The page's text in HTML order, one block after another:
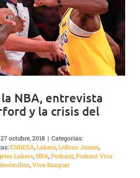
la NBA, entrevista
y la crisis del
27 octubre, 2018 | Categorías:
ENDESA,Lakers,LeBron James,
Lakers,NBA,Podcast,Podcast Viva
,Viva Basquet